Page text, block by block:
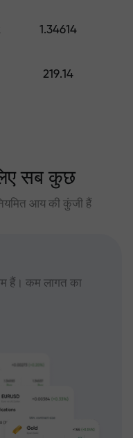
1.34614
219.14
सब कुछ
आय की कुंजी हैं
हैं। कम लागत का